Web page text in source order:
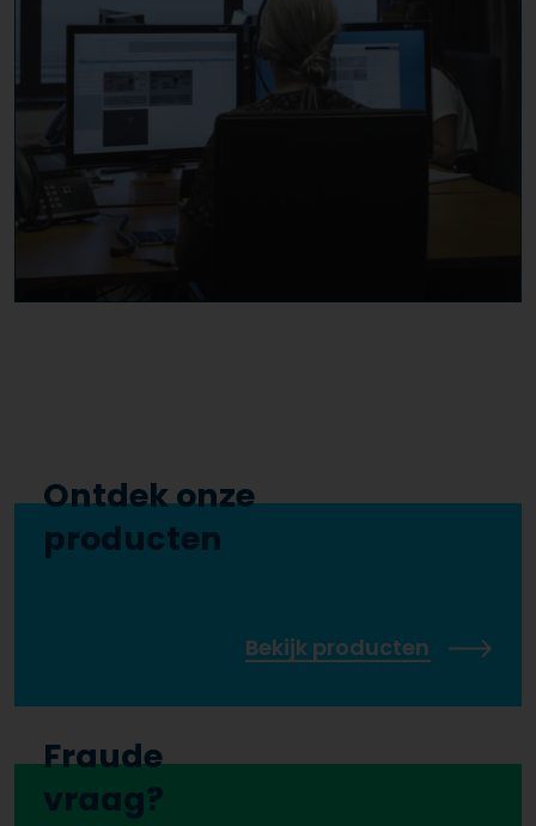
Ontdek onze
producten
Bekijk producten
Fraude
vraag?